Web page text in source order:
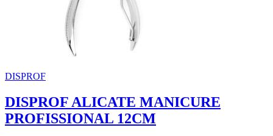
DISPROF
DISPROF ALICATE MANICURE
PROFISSIONAL 12CM